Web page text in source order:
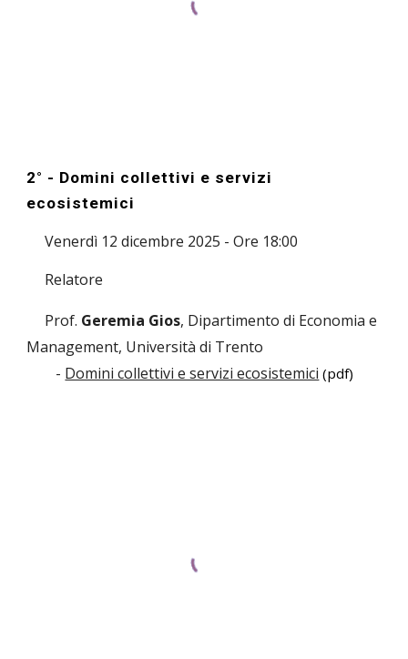
2° - Domini collettivi e servizi
ecosistemici
Venerdì 12 dicembre 2025 - Ore 18:00
Relatore
Prof. Geremia Gios, Dipartimento di Economia e
Management, Università di Trento
- Domini collettivi e servizi ecosistemici (pdf)